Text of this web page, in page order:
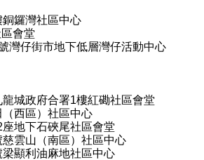
鑼灣社區中心
會堂
灣仔街市地下低層灣仔活動中心
城政府合署1樓紅磡社區會堂
西區）社區中心
地下石硤尾社區會堂
雲山（南區）社區中心
顯利油麻地社區中心